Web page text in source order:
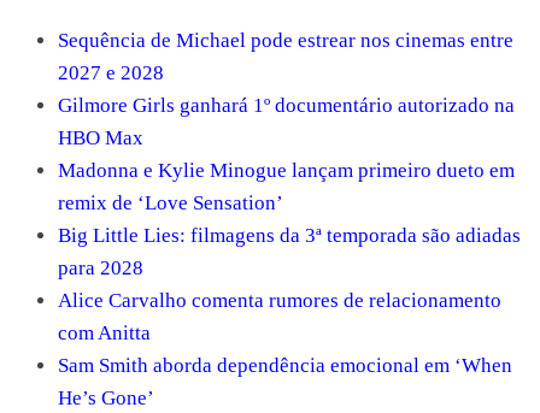
Sequência de Michael pode estrear nos cinemas entre
2027 e 2028
Gilmore Girls ganhará 1º documentário autorizado na
HBO Max
Madonna e Kylie Minogue lançam primeiro dueto em
remix de ‘Love Sensation’
Big Little Lies: filmagens da 3ª temporada são adiadas
para 2028
Alice Carvalho comenta rumores de relacionamento
com Anitta
Sam Smith aborda dependência emocional em ‘When
He’s Gone’